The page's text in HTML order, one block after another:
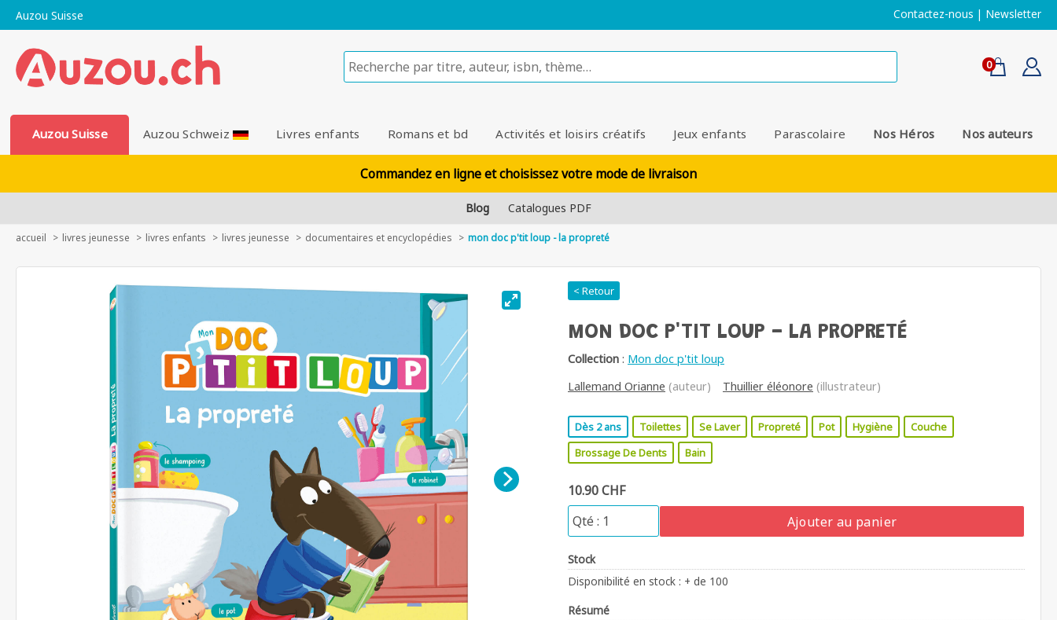
Auzou Suisse Contactez-nous | Newsletter
0
Auzou Suisse Auzou Schweiz Livres enfants Romans et bd Activités et loisirs créatifs Jeux enfants Parascolaire Nos Héros Nos auteurs
Commandez en ligne et choisissez votre mode de livraison
Blog Catalogues PDF
accueil livres jeunesse livres enfants livres jeunesse documentaires et encyclopédies mon doc p'tit loup - la propreté
< Retour
MON DOC P'TIT LOUP - LA PROPRETÉ
Collection : Mon doc p'tit loup
Lallemand Orianne (auteur) Thuillier éléonore (illustrateur)
Dès 2 ans Toilettes Se Laver Propreté Pot Hygiène
Couche
Brossage De Dents
Bain
10.90 CHF
Ajouter au panier
Stock
Disponibilité en stock : + de 100
Résumé